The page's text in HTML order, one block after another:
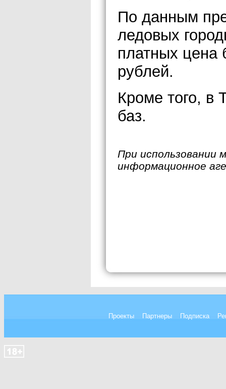
По данным
ледовых
платных цена
рублей.
Кроме того, в
баз.
При использовании
информационное
Проекты Партнеры Подписка